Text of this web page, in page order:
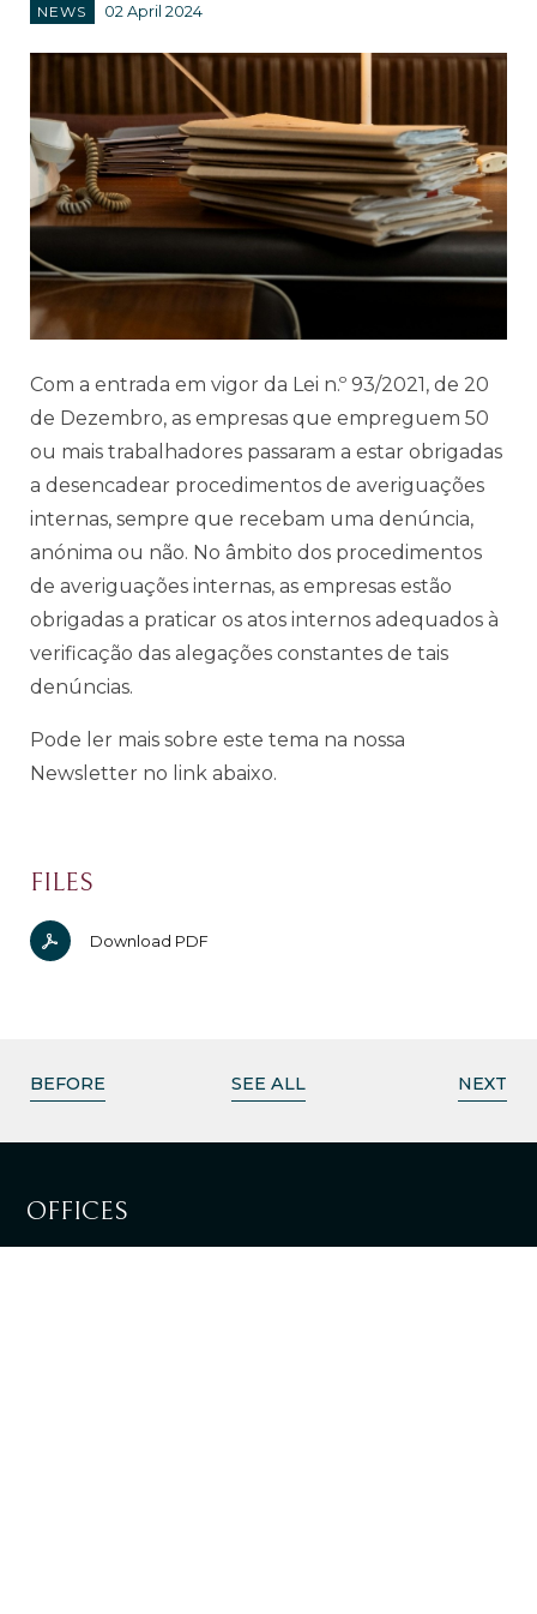
NEWS 02 April 2024
Com a entrada em vigor da Lei n.º 93/2021, de 20
de Dezembro, as empresas que empreguem 50
ou mais trabalhadores passaram a estar obrigadas
a desencadear procedimentos de averiguações
internas, sempre que recebam uma denúncia,
anónima ou não. No âmbito dos procedimentos
de averiguações internas, as empresas estão
obrigadas a praticar os atos internos adequados à
verificação das alegações constantes de tais
denúncias.
Pode ler mais sobre este tema na nossa
Newsletter no link abaixo.
FILES
Download PDF
BEFORE SEE ALL NEXT
OFFICES